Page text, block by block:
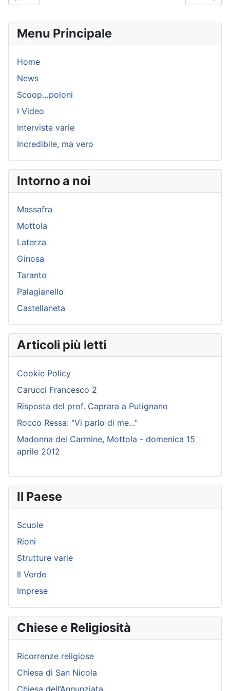
Menu Principale
Home
News
Scoop…poloni
I Video
Interviste varie
Incredibile, ma vero
Intorno a noi
Massafra
Mottola
Laterza
Ginosa
Taranto
Palagianello
Castellaneta
Articoli più letti
Cookie Policy
Carucci Francesco 2
Risposta del prof. Caprara a Putignano
Rocco Ressa: "Vi parlo di me..."
Madonna del Carmine, Mottola - domenica 15
aprile 2012
Il Paese
Scuole
Rioni
Strutture varie
Il Verde
Imprese
Chiese e Religiosità
Ricorrenze religiose
Chiesa di San Nicola